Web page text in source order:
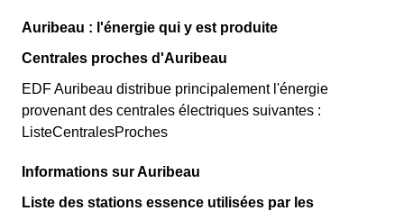
Auribeau : l'énergie qui y est produite
Centrales proches d'Auribeau
EDF Auribeau distribue principalement l'énergie
provenant des centrales électriques suivantes :
ListeCentralesProches
Informations sur Auribeau
Liste des stations essence utilisées par les